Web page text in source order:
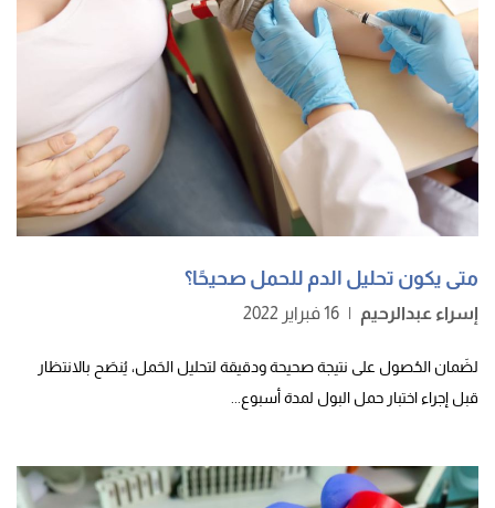
متى يكون تحليل الدم للحمل صحيحًا؟
إسراء عبدالرحيم | 16 فبراير 2022
لضَمان الحُصول على نتيجة صحيحة ودقيقة لتحليل الحَمل، يُنصَح بالانتظار
قبل إجراء اختبار حمل البول لمدة أسبوع...